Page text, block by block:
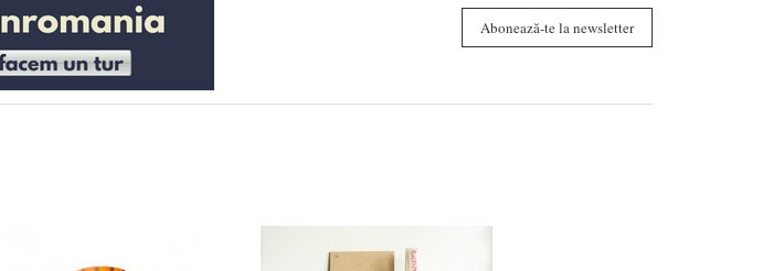
Abonează-te la newsletter